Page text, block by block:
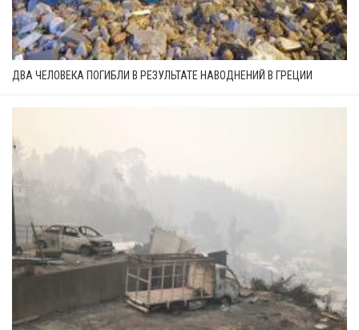
ДВА ЧЕЛОВЕКА ПОГИБЛИ В РЕЗУЛЬТАТЕ НАВОДНЕНИЙ В ГРЕЦИИ